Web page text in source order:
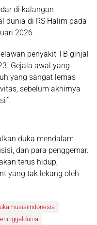
di kalangan
dunia di RS Halim pada
2026.
penyakit TB ginjal
Gejala awal yang
yang sangat lemas
sebelum akhirnya
duka mendalam
dan para penggemar.
terus hidup,
yang tak lekang oleh